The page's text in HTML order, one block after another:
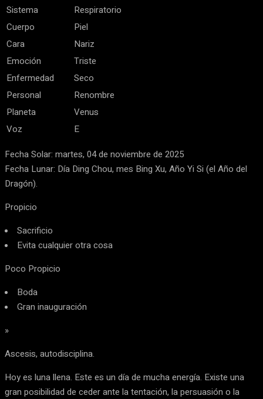
Sistema
Respiratorio
Cuerpo
Piel
Cara
Nariz
Emoción
Triste
Enfermedad
Seco
Personal
Renombre
Planeta
Venus
Voz
E
Fecha Solar: martes, 04 de noviembre de 2025
Fecha Lunar: Día Ding Chou, mes Bing Xu, Año Yi Si (el Año del
Dragón).
Propicio
Sacrificio
Evita cualquier otra cosa
Poco Propicio
Boda
Gran inauguración
»
Ascesis, autodisciplina.
Hoy es luna llena. Este es un día de mucha energía. Existe una
gran posibilidad de ceder ante la tentación, la persuasión o la